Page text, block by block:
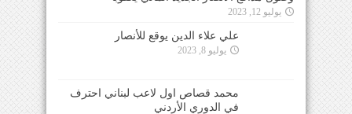
يوليو 12, 2023
علي علاء الدين يوقع للأنصار
يوليو 8, 2023
محمد قصاص اول لاعب لبناني احترف
في الدوري الأردني